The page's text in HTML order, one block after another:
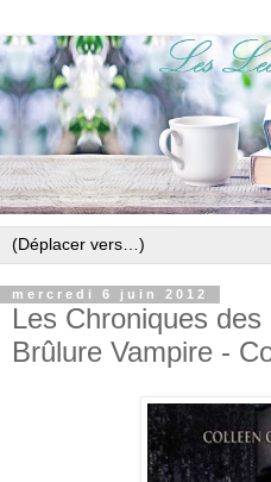
mercredi 6 juin 2012
Les Chroniques des
Brûlure Vampire -